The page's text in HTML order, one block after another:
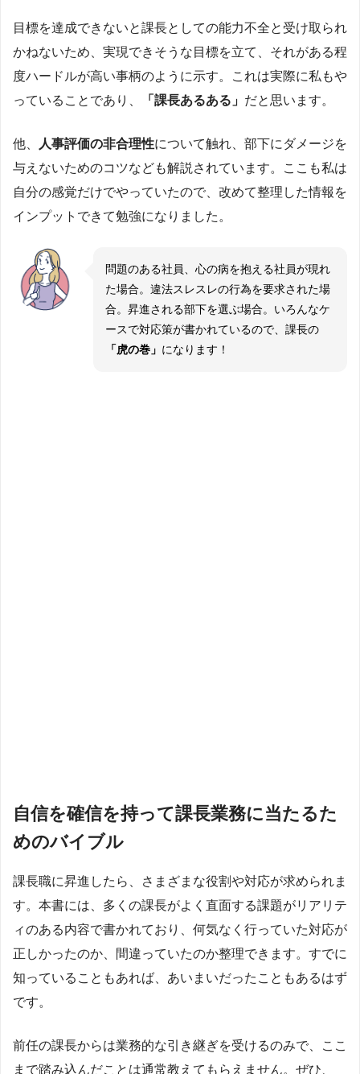
目標を達成できないと課長としての能力不全と受け取られ
かねないため、実現できそうな目標を立て、それがある程
度ハードルが高い事柄のように示す。これは実際に私もや
っていることであり、
「課長あるある」 だと思います。
他、 人事評価の非合理性について触れ、部下にダメージを
与えないためのコツなども解説されています。ここも私は
自分の感覚だけでやっていたので、改めて整理した情報を
インプットできて勉強になりました。
問題のある社員、心の病を抱える社員が現れ
た場合。違法スレスレの行為を要求された場
合。昇進される部下を選ぶ場合。いろんなケ
ースで対応策が書かれているので、課長の
「虎の巻」 になります！
自信を確信を持って課長業務に当たるた
めのバイブル
課長職に昇進したら、さまざまな役割や対応が求められま
す。本書には、多くの課長がよく直面する課題がリアリテ
ィのある内容で書かれており、何気なく行っていた対応が
正しかったのか、間違っていたのか整理できます。すでに
知っていることもあれば、あいまいだったこともあるはず
です。
前任の課長からは業務的な引き継ぎを受けるのみで、ここ
まで踏み込んだことは通常教えてもらえません。ぜひ、